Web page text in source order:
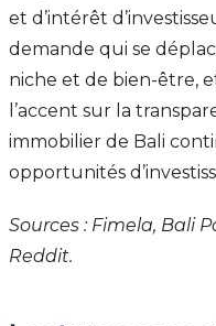
et d’intérêt
demande qui se
niche et de bien-être,
l’accent sur la
immobilier de Bali
opportunités
Sources : Fimela, Bali
Reddit.